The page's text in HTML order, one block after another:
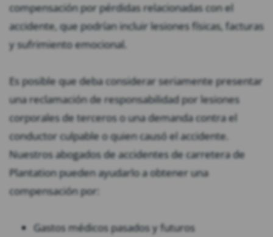
compensación por pérdidas relacionadas con el
accidente, que podrían incluir lesiones físicas, facturas
y sufrimiento emocional.
Es posible que deba considerar seriamente presentar
una reclamación de responsabilidad por lesiones
corporales de terceros o una demanda contra el
conductor culpable o quien causó el accidente.
Nuestros abogados de accidentes de carretera de
Plantation pueden ayudarlo a obtener una
compensación por:
Gastos médicos pasados ​​y futuros